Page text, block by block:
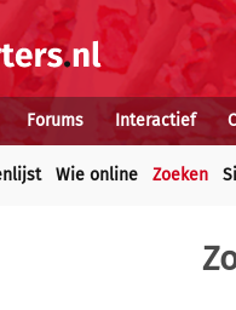
Forums Interactief
Wie online Zoeken